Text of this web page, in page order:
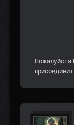
Пожалуйста